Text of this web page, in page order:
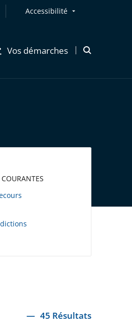
Accessibilité
Vos démarches
Ouvrir
COURANTES
45 Résultats